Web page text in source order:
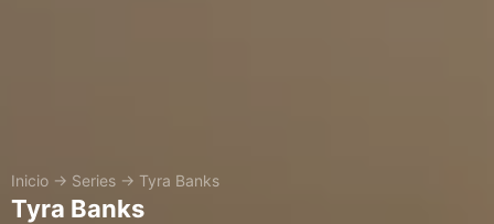
Inicio → Series → Tyra Banks
Tyra Banks